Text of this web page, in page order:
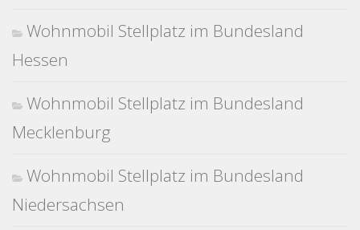
Wohnmobil Stellplatz im Bundesland
Hessen
Wohnmobil Stellplatz im Bundesland
Mecklenburg
Wohnmobil Stellplatz im Bundesland
Niedersachsen